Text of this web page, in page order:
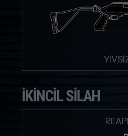
İKINCIL SILAH